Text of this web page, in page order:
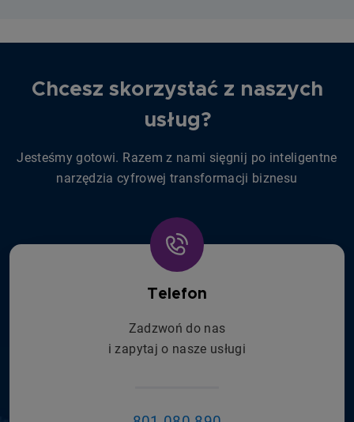
Chcesz skorzystać z naszych
usług?
Jesteśmy gotowi. Razem z nami sięgnij po inteligentne
narzędzia cyfrowej transformacji biznesu
Telefon
Zadzwoń do nas
i zapytaj o nasze usługi